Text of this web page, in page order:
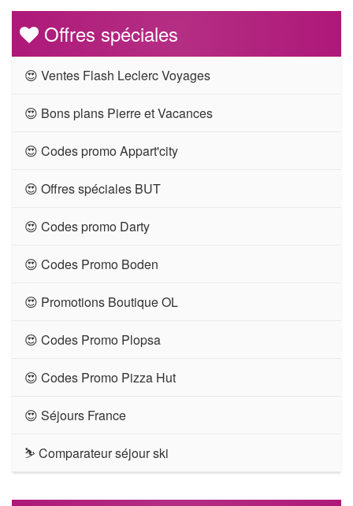
Offres spéciales
😍 Ventes Flash Leclerc Voyages
😍 Bons plans Pierre et Vacances
😍 Codes promo Appart'city
😍 Offres spéciales BUT
😍 Codes promo Darty
😍 Codes Promo Boden
😍 Promotions Boutique OL
😍 Codes Promo Plopsa
😍 Codes Promo Pizza Hut
😍 Séjours France
⛷ Comparateur séjour ski